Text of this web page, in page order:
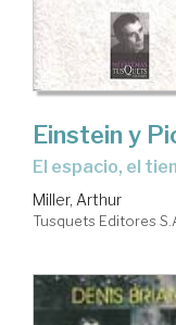
Einstein y
el espacio, el
Miller, Arthur
Tusquets Editores